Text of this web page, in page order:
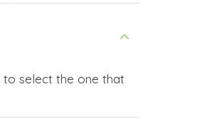
to select the one that